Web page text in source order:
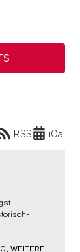
RSS iCal
WEITERE